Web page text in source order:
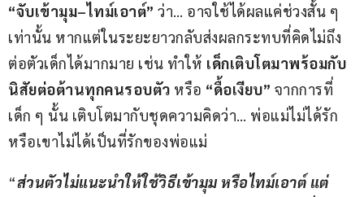
“จับเข้ามุม–ไทม์เอาต์” ว่า… อาจใช้ได้ผลแค่ช่วงสั้น ๆ
เท่านั้น หากแต่ในระยะยาวกลับส่งผลกระทบที่คิดไม่ถึง
ต่อตัวเด็กได้มากมาย เช่น ทำให้ เด็กเติบโตมาพร้อมกับ
นิสัยต่อต้านทุกคนรอบตัว หรือ “ดื้อเงียบ” จากการที่
เด็ก ๆ นั้น เติบโตมากับชุดความคิดว่า… พ่อแม่ไม่ได้รัก
หรือเขาไม่ได้เป็นที่รักของพ่อแม่
“ส่วนตัวไม่แนะนำให้ใช้วิธีเข้ามุม หรือไทม์เอาต์ แต่